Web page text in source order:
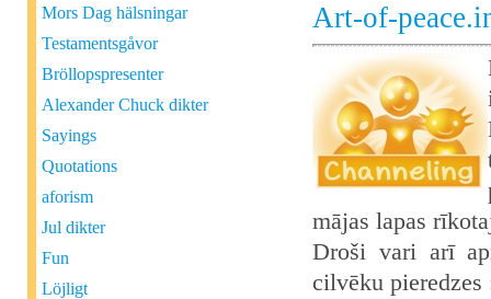
Mors Dag hälsningar
Testamentsgåvor
Bröllopspresenter
Alexander Chuck dikter
Sayings
Quotations
aforism
Jul dikter
Fun
Löjligt
Art-of-
mājas lapas
Droši vari arī
cilvēku